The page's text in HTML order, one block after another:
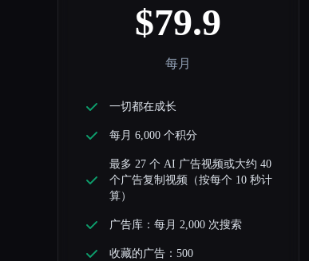
$79.9
每月
一切都在成长
每月 6,000 个积分
最多 27 个 AI 广告视频或大约 40
个广告复制视频（按每个 10 秒计
算）
广告库：每月 2,000 次搜索
收藏的广告：500